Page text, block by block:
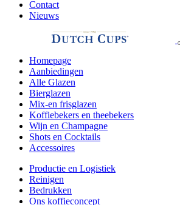
Contact
Nieuws
Homepage
Aanbiedingen
Alle Glazen
Bierglazen
Mix-en frisglazen
Koffiebekers en theebekers
Wijn en Champagne
Shots en Cocktails
Accessoires
Productie en Logistiek
Reinigen
Bedrukken
Ons koffieconcept